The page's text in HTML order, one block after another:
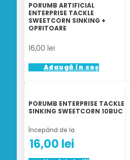
PORUMB ARTIFICIAL
ENTERPRISE TACKLE
SWEETCORN SINKING +
OPRITOARE
16,00 lei
Adaugă în coș
PORUMB ENTERPRISE TACKLE
SINKING SWEETCORN 10BUC
Începând de la
16,00 lei